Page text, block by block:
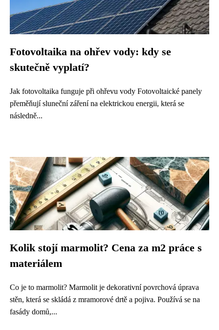
Fotovoltaika na ohřev vody: kdy se
skutečně vyplatí?
Jak fotovoltaika funguje při ohřevu vody Fotovoltaické panely
přeměňují sluneční záření na elektrickou energii, která se
následně...
Kolik stojí marmolit? Cena za m2 práce s
materiálem
Co je to marmolit? Marmolit je dekorativní povrchová úprava
stěn, která se skládá z mramorové drtě a pojiva. Používá se na
fasády domů,...